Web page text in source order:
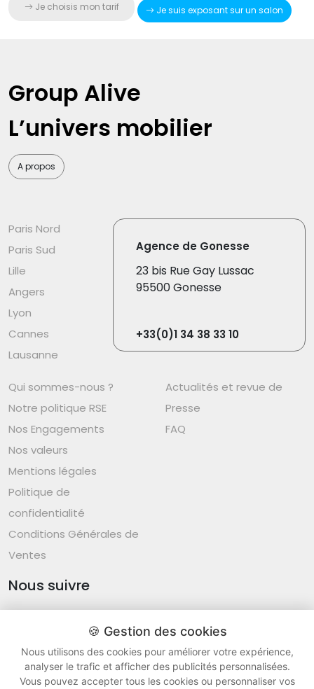
Je choisis mon tarif Je suis exposant sur un salon
Group Alive
L’univers mobilier
A propos
Paris Nord
Paris Sud
Lille
Angers
Lyon
Cannes
Lausanne
Agence de Gonesse
23 bis Rue Gay Lussac
95500 Gonesse
+33(0)1 34 38 33 10
Qui sommes-nous ?
Notre politique RSE
Nos Engagements
Nos valeurs
Mentions légales
Politique de
confidentialité
Conditions Générales de
Ventes
Nous suivre
Actualités et revue de
Presse
FAQ
Group Alive - Tous droits réservés ® 2026 -v26.19
🍪 Gestion des cookies
Nous utilisons des cookies pour améliorer votre expérience,
analyser le trafic et afficher des publicités personnalisées.
Vous pouvez accepter tous les cookies ou personnaliser vos
🍪